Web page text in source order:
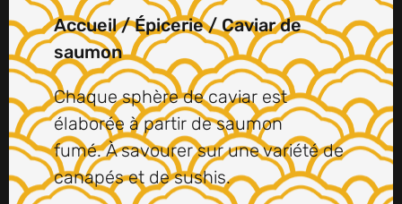
Accueil/Épicerie/ Caviar de
saumon
Chaque sphère de caviar est
élaborée à partir de saumon
fumé.À savourer sur unevariété de
canapés et de sushis.